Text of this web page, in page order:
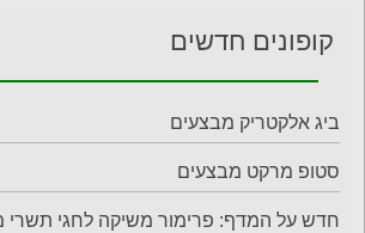
קופונים חדשים
ביג אלקטריק מבצעים
סטופ מרקט מבצעים
חדש על המדף: פרימור משיקה לחגי